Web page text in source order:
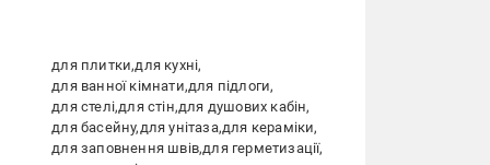
для плитки для кухні
для ванної кімнати для підлоги
для стелі для стін для душових кабін
для басейну для унітаза для кераміки
для заповнення швів для герметизації